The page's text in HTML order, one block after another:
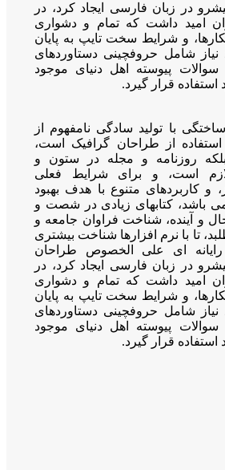
در زبان فارسی ایجاد کرد، در
امید داشت که تمام و دشواری
و شرایط سخت تایپ به پایان
شامل حروفچینی دستاوردهای
پیوسته اهل دنیای موجود
قرار گیرد.
با تولید سادگی نامفهوم از
از طراحان گرافیک است،
روزنامه و مجله در ستون و
است، و برای شرایط فعلی
و کاربردهای متنوع با هدف بهبود
می باشد، کتابهای زیادی در شصت و
و آینده، شناخت فراوان جامعه و
تا با نرم افزارها شناخت بیشتری
ای علی الخصوص طراحان
در زبان فارسی ایجاد کرد، در
امید داشت که تمام و دشواری
و شرایط سخت تایپ به پایان
شامل حروفچینی دستاوردهای
پیوسته اهل دنیای موجود
قرار گیرد.